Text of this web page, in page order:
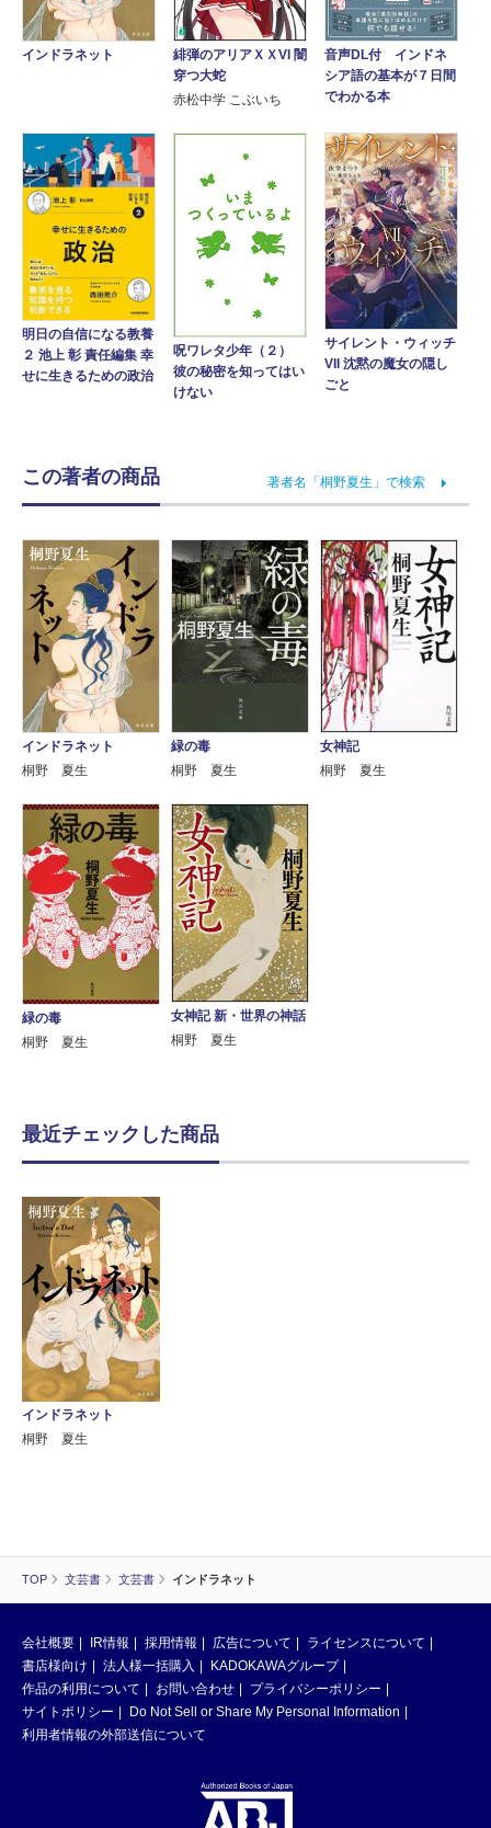
TOP 文芸書 文芸書 インドラネット
インドラネット
緋弾のアリアＸＸVI 闇
穿つ大蛇
赤松中学 こぶいち
音声DL付 インドネ
シア語の基本が７日間
でわかる本
明日の自信になる教養
２ 池上 彰 責任編集 幸
せに生きるための政治
呪ワレタ少年（２）
彼の秘密を知ってはい
けない
サイレント・ウィッチ
VII 沈黙の魔女の隠し
ごと
この著者の商品 著者名「桐野夏生」で検索
インドラネット
桐野 夏生
緑の毒
桐野 夏生
女神記
桐野 夏生
緑の毒
桐野 夏生
女神記 新・世界の神話
桐野 夏生
最近チェックした商品
インドラネット
桐野 夏生
会社概要 IR情報 採用情報 広告について
ライセンスについて
書店様向け
法人様一括購入
KADOKAWAグループ
作品の利用について
お問い合わせ
プライバシーポリシー
サイトポリシー
Do Not Sell or Share My Personal Information
利用者情報の外部送信について